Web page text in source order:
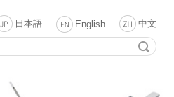
日本語 English 中文